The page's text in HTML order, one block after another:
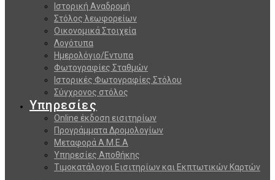
Ιστορική Αναδρομή
Στόλος λεωφορείων
Οικονομικά Στοιχεία
Λογότυπα
Ημερολόγιο/Εντυπα
Φωτογραφίες Σταθμών
Ιστορικές Φωτογραφίες Στόλου
Σύγχρονος στόλος
Υπηρεσίες
Online έκδοση εισιτηρίων
Προγράμματα Δρομολογίων
Μεταφορά Α.Μ.Ε.Α
Υπηρεσίες Αποθήκης
Τιμοκατάλογοι Εισιτηρίων και Εκπτωτικών Καρτών